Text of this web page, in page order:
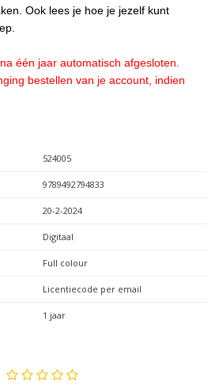
Ook lees je hoe je jezelf kunt
één jaar automatisch afgesloten.
bestellen van je account, indien
524005
9789492794833
20-2-2024
Digitaal
Full colour
Licentiecode per email
1 jaar